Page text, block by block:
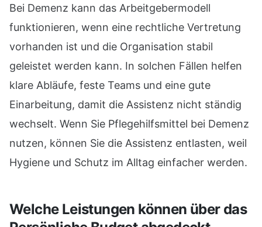
Bei Demenz kann das Arbeitgebermodell
funktionieren, wenn eine rechtliche Vertretung
vorhanden ist und die Organisation stabil
geleistet werden kann. In solchen Fällen helfen
klare Abläufe, feste Teams und eine gute
Einarbeitung, damit die Assistenz nicht ständig
wechselt. Wenn Sie Pflegehilfsmittel bei Demenz
nutzen, können Sie die Assistenz entlasten, weil
Hygiene und Schutz im Alltag einfacher werden.
Welche Leistungen können über das